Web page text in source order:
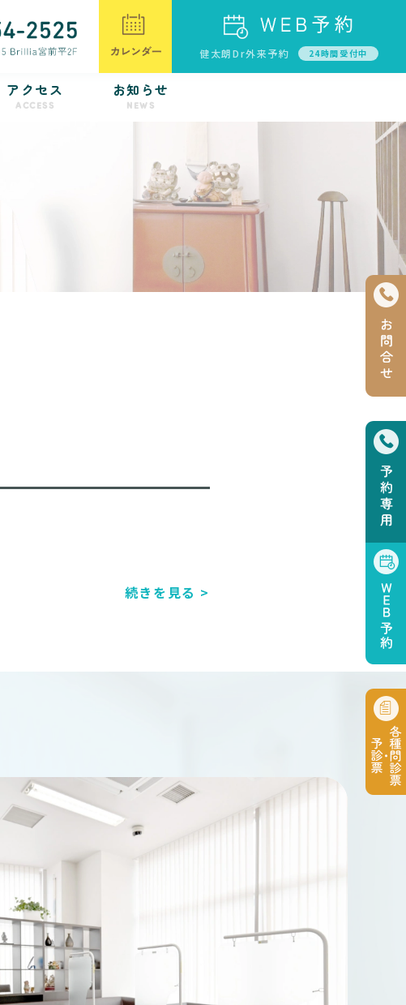
健太朗Dr外来予約 24時間受付中
アクセス
ACCESS
お知らせ
NEWS
続きを見る >